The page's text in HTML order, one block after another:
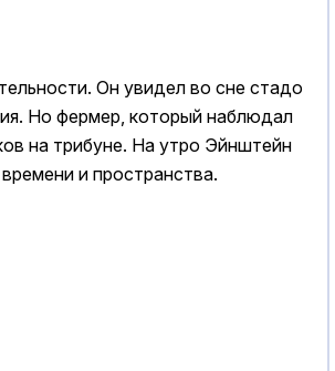
Он увидел во сне стадо
Но фермер, который наблюдал
на трибуне. На утро Эйнштейн
и пространства.